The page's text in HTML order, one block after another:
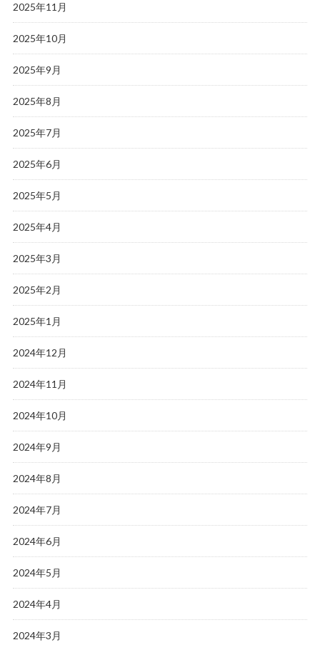
2025年11月
2025年10月
2025年9月
2025年8月
2025年7月
2025年6月
2025年5月
2025年4月
2025年3月
2025年2月
2025年1月
2024年12月
2024年11月
2024年10月
2024年9月
2024年8月
2024年7月
2024年6月
2024年5月
2024年4月
2024年3月